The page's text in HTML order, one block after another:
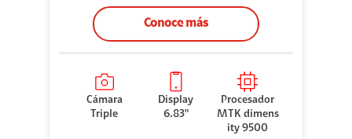
Conoce más
Cámara
Triple
Display
6.83"
Procesador
MTK dimens
ity 9500